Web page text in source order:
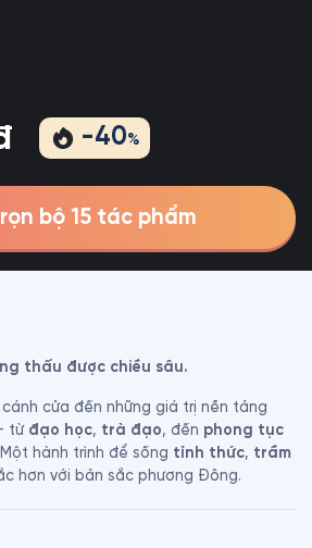
-40%
bộ 15 tác phẩm
thấu được chiều sâu.
cửa đến những giá trị nền tảng
từ đạo học, trà đạo, đến phong tục
Một hành trình để sống tỉnh thức, trầm
hơn với bản sắc phương Đông.